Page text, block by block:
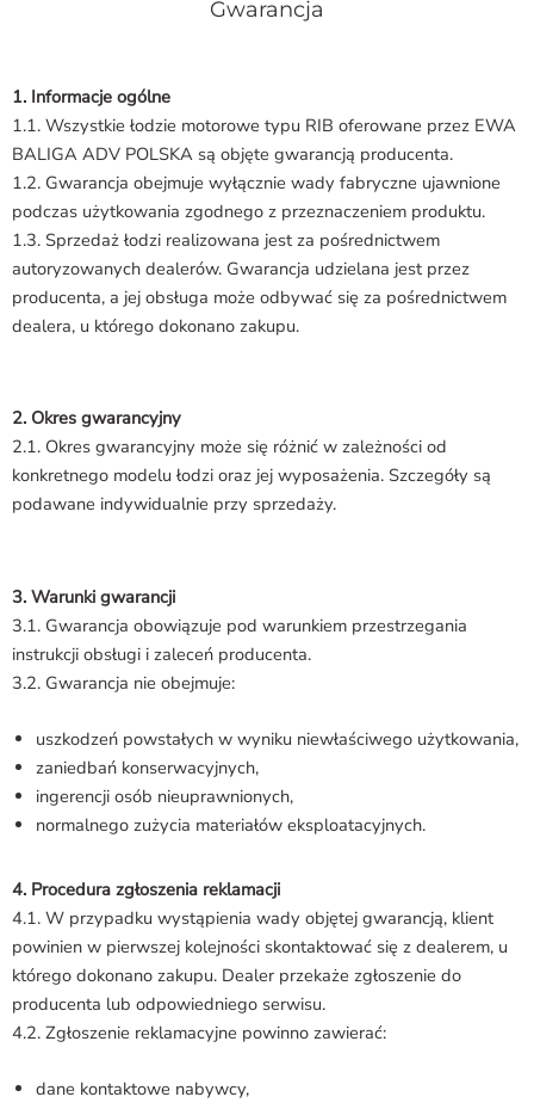
Gwarancja
1. Informacje ogólne
1.1. Wszystkie łodzie motorowe typu RIB oferowane przez EWA
BALIGA ADV POLSKA są objęte gwarancją producenta.
1.2. Gwarancja obejmuje wyłącznie wady fabryczne ujawnione
podczas użytkowania zgodnego z przeznaczeniem produktu.
1.3. Sprzedaż łodzi realizowana jest za pośrednictwem
autoryzowanych dealerów. Gwarancja udzielana jest przez
producenta, a jej obsługa może odbywać się za pośrednictwem
dealera, u którego dokonano zakupu.
2. Okres gwarancyjny
2.1. Okres gwarancyjny może się różnić w zależności od
konkretnego modelu łodzi oraz jej wyposażenia. Szczegóły są
podawane indywidualnie przy sprzedaży.
3. Warunki gwarancji
3.1. Gwarancja obowiązuje pod warunkiem przestrzegania
instrukcji obsługi i zaleceń producenta.
3.2. Gwarancja nie obejmuje:
uszkodzeń powstałych w wyniku niewłaściwego użytkowania,
zaniedbań konserwacyjnych,
ingerencji osób nieuprawnionych,
normalnego zużycia materiałów eksploatacyjnych.
4. Procedura zgłoszenia reklamacji
4.1. W przypadku wystąpienia wady objętej gwarancją, klient
powinien w pierwszej kolejności skontaktować się z dealerem, u
którego dokonano zakupu. Dealer przekaże zgłoszenie do
producenta lub odpowiedniego serwisu.
4.2. Zgłoszenie reklamacyjne powinno zawierać:
dane kontaktowe nabywcy,